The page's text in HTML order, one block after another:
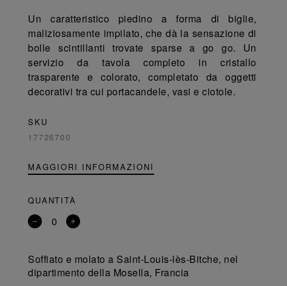
Un caratteristico piedino a forma di biglie,
maliziosamente impilato, che dà la sensazione di
bolle scintillanti trovate sparse a go go. Un
servizio da tavola completo in cristallo
trasparente e colorato, completato da oggetti
decorativi tra cui portacandele, vasi e ciotole.
SKU
17726700
MAGGIORI INFORMAZIONI
QUANTITÀ
Rimuovi
Aggiungi
Soffiato e molato a Saint-Louis-lès-Bitche, nel
dipartimento della Mosella, Francia